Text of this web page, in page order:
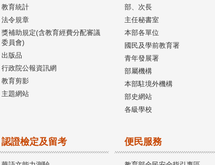
教育統計
法令規章
獎補助規定(含教育經費分配審議
委員會)
出版品
行政院公報資訊網
教育剪影
主題網站
部、次長
主任秘書室
本部各單位
國民及學前教育署
青年發展署
部屬機構
本部駐境外機構
部史網站
各級學校
認證檢定及留考 便民服務